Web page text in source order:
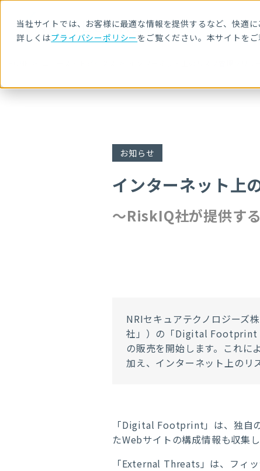
当社サイトでは、お客様に最適な情報を提供するなど、快適
詳しくはプライバシーポリシーをご覧ください。本サイトを
インターネット上のリスク管理ソリ
お知らせ
インターネット上
～RiskIQ社が提供す
NRIセキュアテクノロジーズ
社」）の「Digital Footprint
の販売を開始します。これに
加え、インターネット上のリ
「Digital Footprint」は、独自
たWebサイトの構成情報も収集
「External Threats」は、フィ